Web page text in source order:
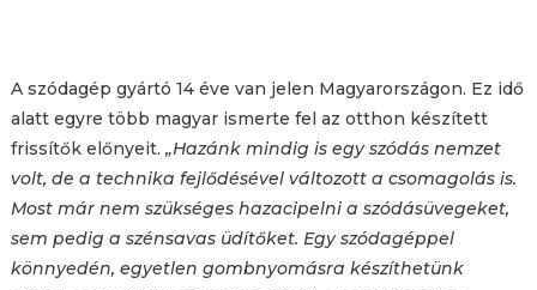
A szódagép gyártó 14 éve van jelen Magyarországon. Ez idő
alatt egyre több magyar ismerte fel az otthon készített
frissítők előnyeit. „Hazánk mindig is egy szódás nemzet
volt, de a technika fejlődésével változott a csomagolás is.
Most már nem szükséges hazacipelni a szódásüvegeket,
sem pedig a szénsavas üdítőket. Egy szódagéppel
könnyedén, egyetlen gombnyomásra készíthetünk